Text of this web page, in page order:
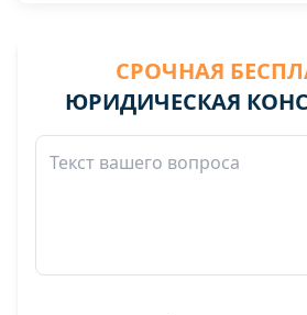
Маралтуй деревня
Молой деревня
Нагалык село
Нуху-Нур деревня
СРОЧНАЯ
ЮРИДИЧЕСКАЯ